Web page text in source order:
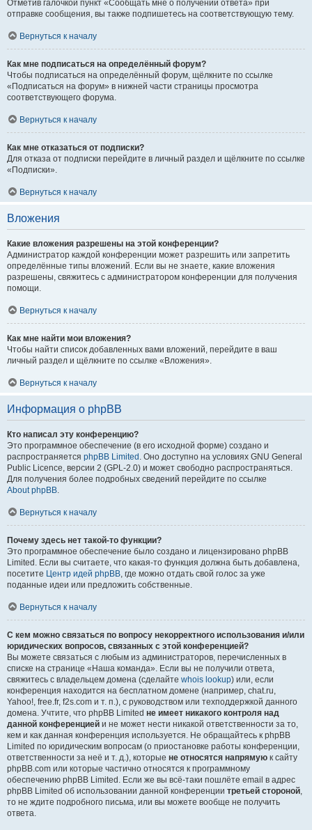
Отметив галочкой пункт «Сообщать мне о получении ответа» при
отправке сообщения, вы также подпишетесь на соответствующую тему.
Вернуться к началу
Как мне подписаться на определённый форум?
Чтобы подписаться на определённый форум, щёлкните по ссылке
«Подписаться на форум» в нижней части страницы просмотра
соответствующего форума.
Вернуться к началу
Как мне отказаться от подписки?
Для отказа от подписки перейдите в личный раздел и щёлкните по ссылке
«Подписки».
Вернуться к началу
Вложения
Какие вложения разрешены на этой конференции?
Администратор каждой конференции может разрешить или запретить
определённые типы вложений. Если вы не знаете, какие вложения
разрешены, свяжитесь с администратором конференции для получения
помощи.
Вернуться к началу
Как мне найти мои вложения?
Чтобы найти список добавленных вами вложений, перейдите в ваш
личный раздел и щёлкните по ссылке «Вложения».
Вернуться к началу
Информация о phpBB
Кто написал эту конференцию?
Это программное обеспечение (в его исходной форме) создано и
распространяется phpBB Limited . Оно доступно на условиях GNU General
Public Licence, версии 2 (GPL-2.0) и может свободно распространяться.
Для получения более подробных сведений перейдите по ссылке
About phpBB.
Вернуться к началу
Почему здесь нет такой-то функции?
Это программное обеспечение было создано и лицензировано phpBB
Limited. Если вы считаете, что какая-то функция должна быть добавлена,
посетите Центр идей phpBB, где можно отдать свой голос за уже
поданные идеи или предложить собственные.
Вернуться к началу
С кем можно связаться по вопросу некорректного использования и/или
юридических вопросов, связанных с этой конференцией?
Вы можете связаться с любым из администраторов, перечисленных в
списке на странице «Наша команда». Если вы не получили ответа,
свяжитесь с владельцем домена (сделайте whois lookup) или, если
конференция находится на бесплатном домене (например, chat.ru,
Yahoo!, free.fr, f2s.com и т. п.), с руководством или техподдержкой данного
домена. Учтите, что phpBB Limited не имеет никакого контроля над
данной конференцией и не может нести никакой ответственности за то,
кем и как данная конференция используется. Не обращайтесь к phpBB
Limited по юридическим вопросам (о приостановке работы конференции,
ответственности за неё и т. д.), которые не относятся напрямую к сайту
phpBB.com или которые частично относятся к программному
обеспечению phpBB Limited. Если же вы всё-таки пошлёте email в адрес
phpBB Limited об использовании данной конференции третьей стороной,
то не ждите подробного письма, или вы можете вообще не получить
ответа.